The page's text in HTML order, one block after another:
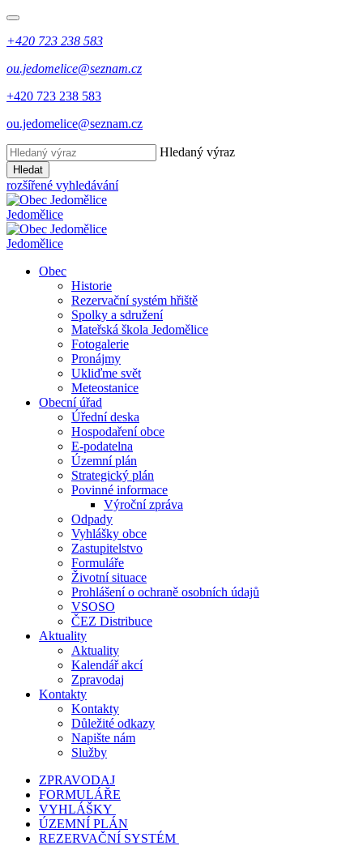
+420 723 238 583
ou.jedomelice@seznam.cz
+420 723 238 583
ou.jedomelice@seznam.cz
Hledaný výraz
Hledat
rozšířené vyhledávání
Jedomělice
Jedomělice
Obec
Historie
Rezervační systém hřiště
Spolky a sdružení
Mateřská škola Jedomělice
Fotogalerie
Pronájmy
Ukliďme svět
Meteostanice
Obecní úřad
Úřední deska
Hospodaření obce
E-podatelna
Územní plán
Strategický plán
Povinné informace
Výroční zpráva
Odpady
Vyhlášky obce
Zastupitelstvo
Formuláře
Životní situace
Prohlášení o ochraně osobních údajů
VSOSO
ČEZ Distribuce
Aktuality
Aktuality
Kalendář akcí
Zpravodaj
Kontakty
Kontakty
Důležité odkazy
Napište nám
Služby
ZPRAVODAJ
FORMULÁŘE
VYHLÁŠKY
ÚZEMNÍ PLÁN
REZERVAČNÍ SYSTÉM